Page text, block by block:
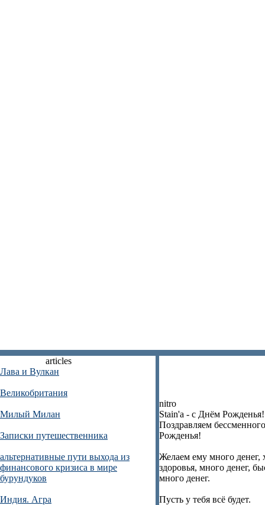
articles
Лава и Вулкан
Великобритания
Милый Милан
Записки путешественника
альтернативные пути выхода из
финансового кризиса в мире
бурундуков
Индия. Агра
nitro
Stain'a - c Днём Рожденья!
Поздравляем
Рожденья!
Желаем ему много денег,
здоровья, много денег,
много денег.
Пусть у тебя всё будет.